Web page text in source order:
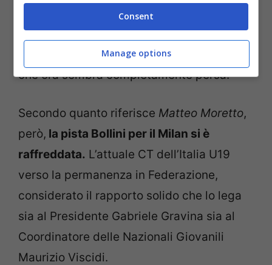
Bollini, attuale ct della Nazionale Under 19,
individuato dalla società rossonera come il
nome giusto per riabilitare una squadra
che ora sembra completamente persa.
Secondo quanto riferisce Matteo Moretto,
però, la pista Bollini per il Milan si è
raffreddata. L’attuale CT dell’Italia U19
verso la permanenza in Federazione,
considerato il rapporto solido che lo lega
sia al Presidente Gabriele Gravina sia al
Coordinatore delle Nazionali Giovanili
Maurizio Viscidi.
Consent
Manage options